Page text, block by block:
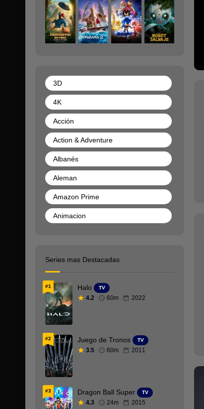
3D
4K
Acción
Action & Adventure
Albanés
Aleman
Amazon Prime
Animacion
Armenio
Aventura
Bélica
BRRip 720p
Cantonés
Catalan
Checo
Series mas Destacadas
#1 Halo TV
4.2 60m 2022
#2 Juego de Tronos TV
3.5 60m 2011
#3 Dragon Ball Super TV
4.3 24m 2015